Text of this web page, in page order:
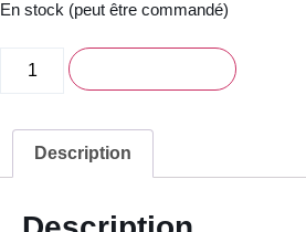
En stock (peut être commandé)
Corbeilles
crochetDescription